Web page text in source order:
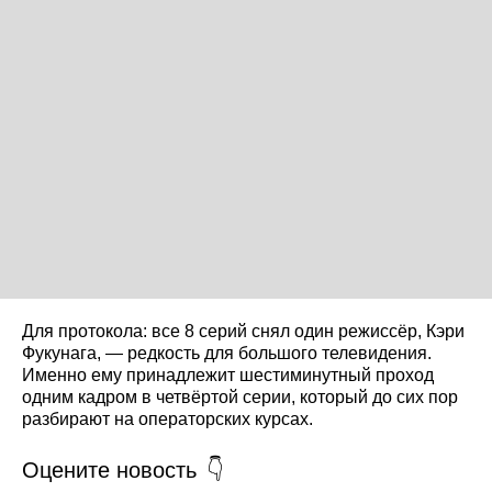
Для протокола: все 8 серий снял один режиссёр, Кэри
Фукунага, — редкость для большого телевидения.
Именно ему принадлежит шестиминутный проход
одним кадром в четвёртой серии, который до сих пор
разбирают на операторских курсах.
Оцените новость